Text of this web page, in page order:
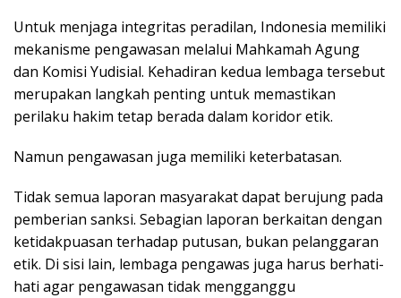
Untuk menjaga integritas peradilan, Indonesia memiliki
mekanisme pengawasan melalui Mahkamah Agung
dan Komisi Yudisial. Kehadiran kedua lembaga tersebut
merupakan langkah penting untuk memastikan
perilaku hakim tetap berada dalam koridor etik.
Namun pengawasan juga memiliki keterbatasan.
Tidak semua laporan masyarakat dapat berujung pada
pemberian sanksi. Sebagian laporan berkaitan dengan
ketidakpuasan terhadap putusan, bukan pelanggaran
etik. Di sisi lain, lembaga pengawas juga harus berhati-
hati agar pengawasan tidak mengganggu